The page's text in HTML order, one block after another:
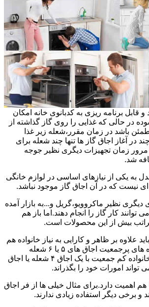
قابل برنامه ریزی به کدبانوی خانه امکان
در حالی که غذایی را روی گاز گذاشته از
باشد در زمان مقرر،شعله زیر غذا
آغاز اجاق گاز ها تنها چند شعله برای
مرور زمان تجهیزات دیگری نظیر جوجه
شد.
به یکی از نیازهای اساسی در لوازم خانگی
نیست که در آن اجاق گاز موجود نباشد.
دیگری نظیر ماکروویو،گریل و...به بازار آمده
توانند کار گاز را انجام دهند.اما باز هم
بیش از این محصولات است.
علاوه بر ظاهر و کارایی به نیاز خانواده هم
توجه کرد.برای خانواده های پرجمعیت اجاق های ۵ یا ۶ شعله
مناسب است اما یک خانواده کم جمعیت با یک اجاق ۴ شعله یا اجاق
هم اهمیت دارد.برای مثال خیلی ها از فر اجاق
و برخی دیگر استفاده زیادی ندارند.